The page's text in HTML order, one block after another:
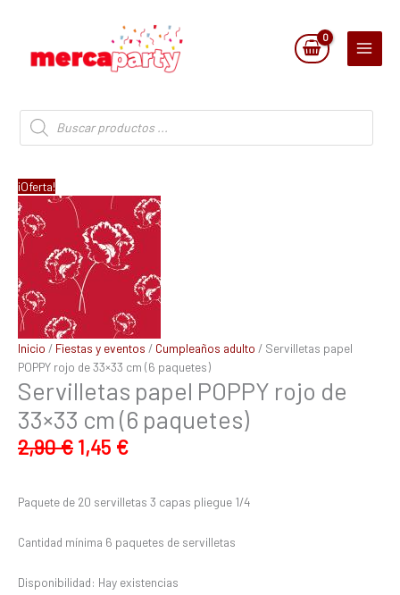
Búsqueda
de
productos
¡Oferta!
Inicio / Fiestas y eventos / Cumpleaños adulto / Servilletas papel
POPPY rojo de 33×33 cm (6 paquetes)
Servilletas papel POPPY rojo de
33×33 cm (6 paquetes)
2,90€
precio
original
era:
2,90 €.
1,45 €
precio
actual
es:
1,45 €.
Paquete de 20 servilletas 3 capas pliegue 1/4
Cantidad mínima 6 paquetes de servilletas
Disponibilidad: Hay existencias
Servilletas
papel
POPPY
rojo
33x33
cm
(6
paquetes)
cantidad